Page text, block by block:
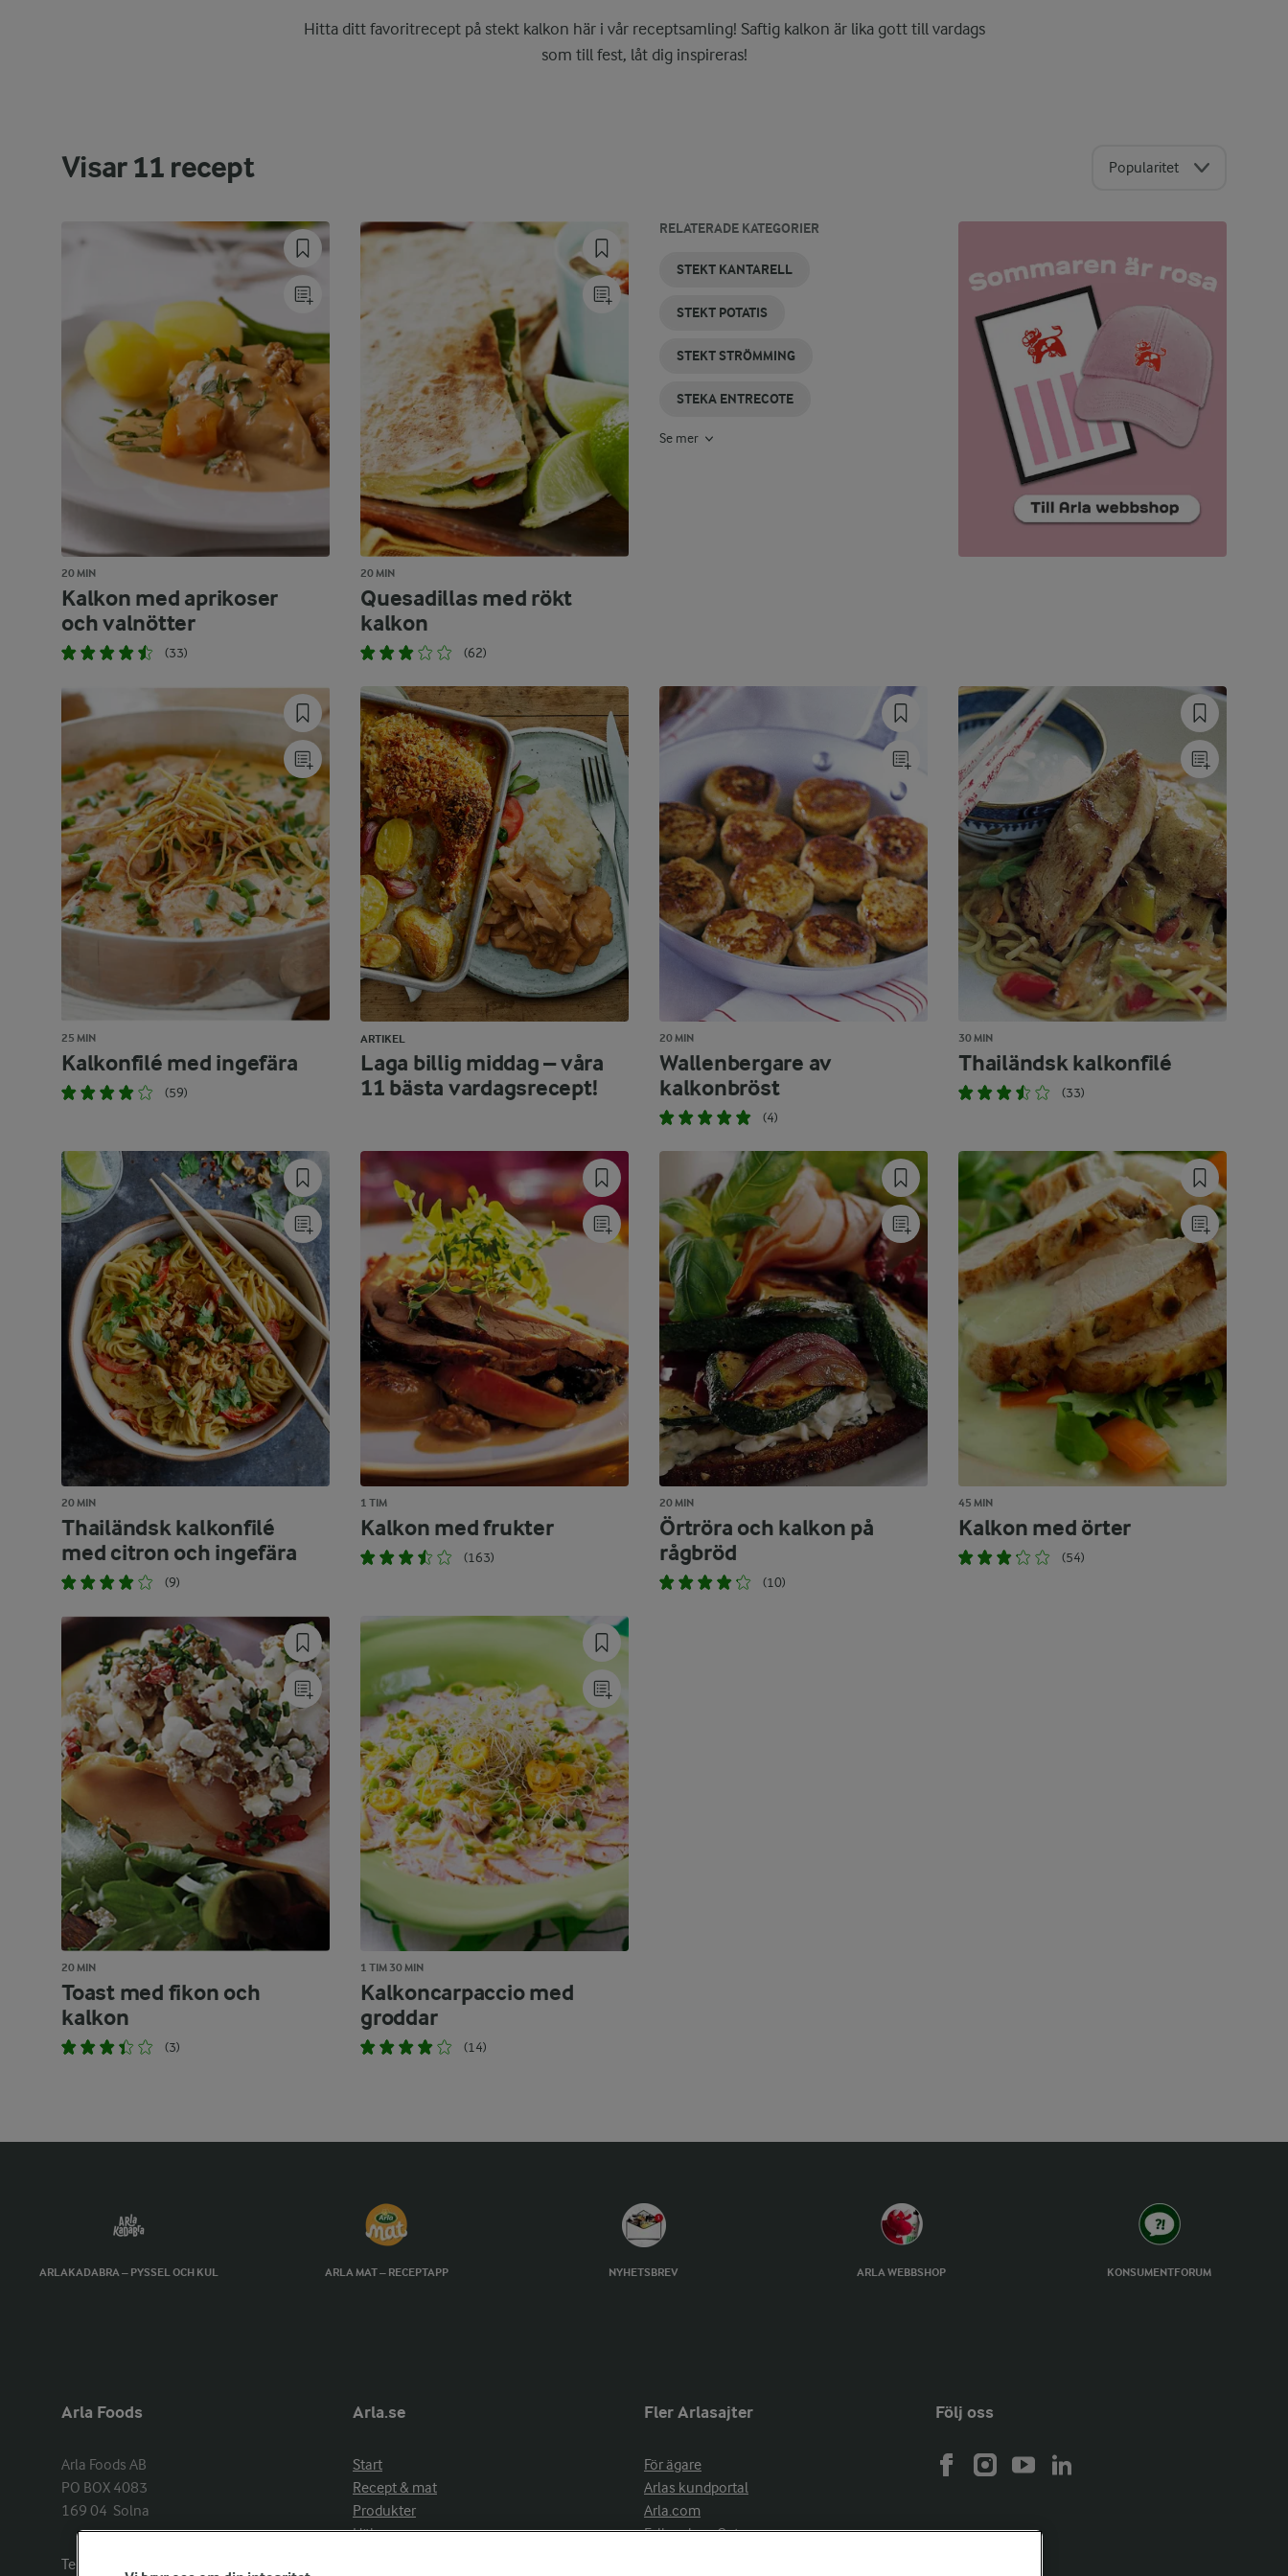
Hitta ditt favoritrecept på stekt kalkon här i vår receptsamling! Saftig kalkon är lika gott till vardags
som till fest, låt dig inspireras!
Visar11 recept Popularitet
20 MIN
Kalkon med aprikoser
och valnötter
(33)
20 MIN
Quesadillas med rökt
kalkon
(62)
RELATERADE KATEGORIER
STEKT KANTARELL
STEKT POTATIS
STEKT STRÖMMING
STEKA ENTRECOTE
STEKT
LAX
STEKT
RIS
STEKT
HALLOUMI
KALKON
STEKT
ZUCCHINI
STEKA
KYCKLING
Se mer
25 MIN
Kalkonfilé med ingefära
(59)
ARTIKEL
Laga billig middag – våra
11 bästa vardagsrecept!
20 MIN
Wallenbergare av
kalkonbröst
(4)
30 MIN
Thailändsk kalkonfilé
(33)
20 MIN
Thailändsk kalkonfilé
med citron och ingefära
(9)
1 TIM
Kalkon med frukter
(163)
20 MIN
Örtröra och kalkon på
rågbröd
(10)
45 MIN
Kalkon med örter
(54)
20 MIN
Toast med fikon och
kalkon
(3)
1 TIM 30 MIN
Kalkoncarpaccio med
groddar
(14)
ARLAKADABRA – PYSSEL OCH KUL ARLA MAT – RECEPTAPP NYHETSBREV ARLA WEBBSHOP KONSUMENTFORUM
Arla Foods
Arla Foods AB
PO BOX 4083
169 04  Solna
Telefon:
Arla.se
Start
Recept & mat
Produkter
Hälsa
Fler Arlasajter
För ägare
Arlas kundportal
Arla.com
Falbygdens Ost
Följ oss